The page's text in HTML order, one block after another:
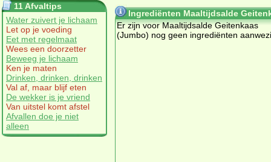
11 Afvaltips
Water zuivert je lichaam
Let op je voeding
Eet met regelmaat
Wees een doorzetter
Beweeg je lichaam
Ken je maten
Drinken, drinken, drinken
Val af, maar blijf eten
De wekker is je vriend
Van uitstel komt afstel
Afvallen doe je niet
alleen
Ingrediënten Maaltijdsalde
Er zijn voor Maaltijdsalde Geitenkaas
(Jumbo) nog geen ingrediënten